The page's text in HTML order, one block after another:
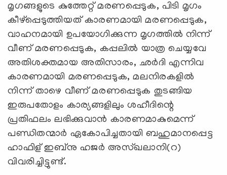
മൃഗങ്ങളുടെ കുത്തേറ്റ് മരണപ്പെടുക, പിടി മൃഗം
കീഴ്‌പ്പെടുത്തിയത് കാരണമായി മരണപ്പെടുക,
വാഹനമായി ഉപയോഗിക്കുന്ന മൃഗത്തിൽ നിന്ന്
വീണ് മരണപ്പെടുക, കപ്പലിൽ യാത്ര ചെയ്യവേ
അതിശക്തമായ അതിസാരം, ഛർദി എന്നിവ
കാരണമായി മരണപ്പെടുക, മലനിരകളിൽ
നിന്ന് താഴെ വീണ് മരണപ്പെടുക തുടങ്ങിയ
ഇരുപതോളം കാര്യങ്ങളിലും ശഹീദിന്റെ
പ്രതിഫലം ലഭിക്കുവാൻ കാരണമാകുമെന്ന്
പണ്ഡിതന്മാർ ഏകോപിച്ചതായി ബഹുമാനപ്പെട്ട
ഹാഫിള് ഇബ്‌നു ഹജർ അസ്ഖലാനി(റ)
വിവരിച്ചിട്ടുണ്ട്.